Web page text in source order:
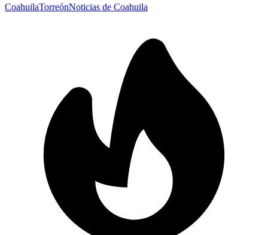
CoahuilaTorreónNoticias de Coahuila